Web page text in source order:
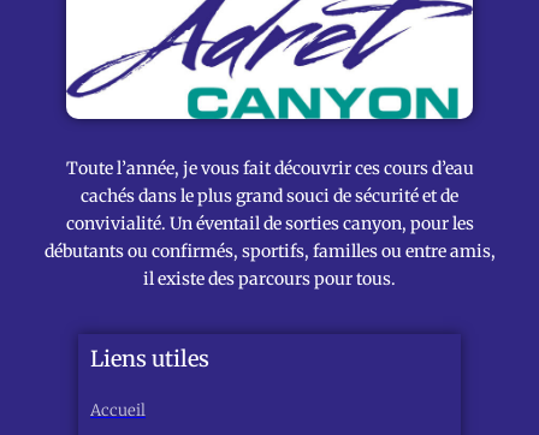
Toute l’année, je vous fait découvrir ces cours d’eau
cachés dans le plus grand souci de sécurité et de
convivialité. Un éventail de sorties canyon, pour les
débutants ou confirmés, sportifs, familles ou entre amis,
il existe des parcours pour tous.
Liens utiles
Accueil